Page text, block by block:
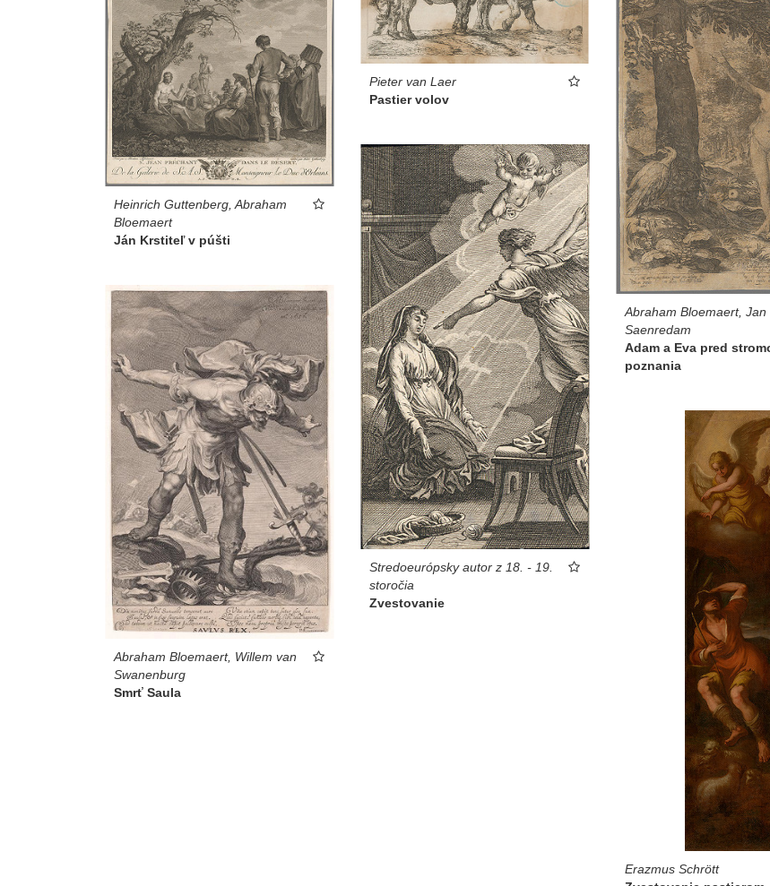
Pieter van Laer
Pastier volov
Abraham Bloemaert, Jan
Saenredam
Adam a Eva pred
poznania
Heinrich Guttenberg, Abraham
Bloemaert
Ján Krstiteľ v púšti
Stredoeurópsky autor z 18. - 19.
storočia
Zvestovanie
Abraham Bloemaert, Willem van
Swanenburg
Smrť Saula
Erazmus Schrött